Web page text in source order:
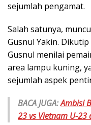
sejumlah pengamat.
Salah satunya,
Gusnul Yakin.
Gusnul menilai
area lampu kuning,
sejumlah aspek
BACA JUGA:Ambisi
23 vs Vietnam U-23